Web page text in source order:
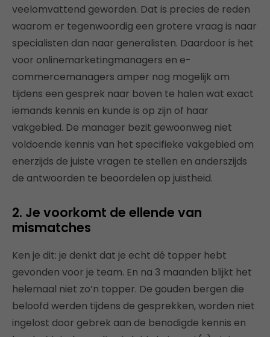
veelomvattend geworden. Dat is precies de reden
waarom er tegenwoordig een grotere vraag is naar
specialisten dan naar generalisten. Daardoor is het
voor onlinemarketingmanagers en e-
commercemanagers amper nog mogelijk om
tijdens een gesprek naar boven te halen wat exact
iemands kennis en kunde is op zijn of haar
vakgebied. De manager bezit gewoonweg niet
voldoende kennis van het specifieke vakgebied om
enerzijds de juiste vragen te stellen en anderszijds
de antwoorden te beoordelen op juistheid.
2. Je voorkomt de ellende van
mismatches
Ken je dit: je denkt dat je echt dé topper hebt
gevonden voor je team. En na 3 maanden blijkt het
helemaal niet zo’n topper. De gouden bergen die
beloofd werden tijdens de gesprekken, worden niet
ingelost door gebrek aan de benodigde kennis en